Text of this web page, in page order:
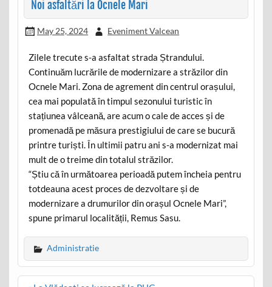
Noi asfaltări la Ocnele Mari
May 25, 2024 Eveniment Valcean
Zilele trecute s-a asfaltat strada Ștrandului.
Continuăm lucrările de modernizare a străzilor din
Ocnele Mari. Zona de agrement din centrul orașului,
cea mai populată în timpul sezonului turistic în
stațiunea vâlceană, are acum o cale de acces și de
promenadă pe măsura prestigiului de care se bucură
printre turiști. În ultimii patru ani s-a modernizat mai
mult de o treime din totalul străzilor.
“Știu că în următoarea perioadă putem încheia pentru
totdeauna acest proces de dezvoltare și de
modernizare a drumurilor din orașul Ocnele Mari”,
spune primarul localității, Remus Sasu.
Administratie